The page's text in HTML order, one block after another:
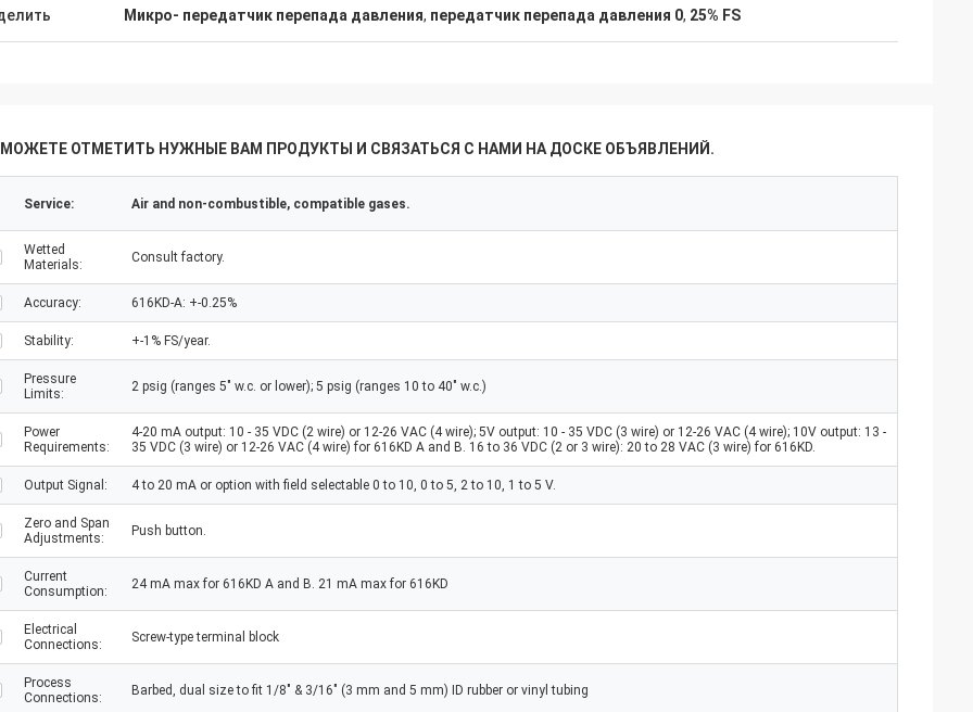
Микро- передатчик перепада давления, передатчик перепада давления 0, 25% FS
ОТМЕТИТЬ НУЖНЫЕ ВАМ ПРОДУКТЫ И СВЯЗАТЬСЯ С НАМИ НА ДОСКЕ ОБЪЯВЛЕНИЙ.
Service: Air and non-combustible, compatible gases.
Wetted
Materials:
Consult factory.
Accuracy: 616KD-A: +-0.25%
Stability: +-1% FS/year.
Pressure
Limits:
2 psig (ranges 5" w.c. or lower); 5 psig (ranges 10 to 40" w.c.)
Power
Requirements:
4-20 mA output: 10 - 35 VDC (2 wire) or 12-26 VAC (4 wire); 5V output: 10 - 35 VDC (3 wire) or 12-26 VAC (4 wire); 10V output: 13 -
35 VDC (3 wire) or 12-26 VAC (4 wire) for 616KD A and B. 16 to 36 VDC (2 or 3 wire): 20 to 28 VAC (3 wire) for 616KD.
Output Signal: 4 to 20 mA or option with field selectable 0 to 10, 0 to 5, 2 to 10, 1 to 5 V.
Zero and Span
Adjustments:
Push button.
Current
Consumption:
24 mA max for 616KD A and B. 21 mA max for 616KD
Electrical
Connections:
Screw-type terminal block
Process
Connections:
Barbed, dual size to fit 1/8" & 3/16" (3 mm and 5 mm) ID rubber or vinyl tubing